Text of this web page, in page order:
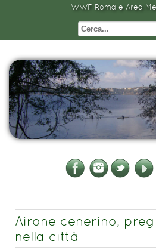
WWF Roma e Area
Airone cenerino,
nella città